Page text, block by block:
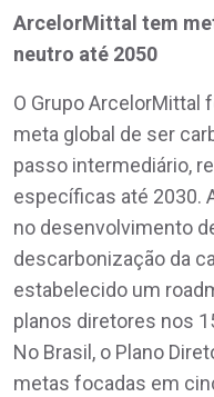
ArcelorMittal tem
neutro até 2050
O Grupo ArcelorMittal
meta global de ser
passo intermediário,
específicas até 2030.
no desenvolvimento
descarbonização da
estabelecido um
planos diretores nos
No Brasil, o Plano
metas focadas em